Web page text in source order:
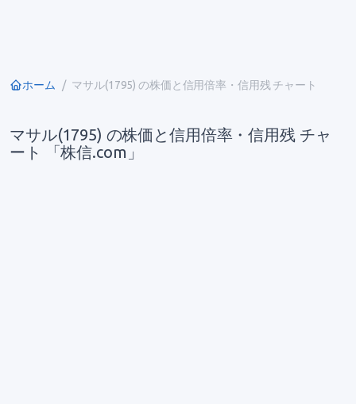
ホーム マサル(1795) の株価と信用倍率・信用残 チャート
マサル(1795) の株価と信用倍率・信用残 チャ
ート 「株信.com」